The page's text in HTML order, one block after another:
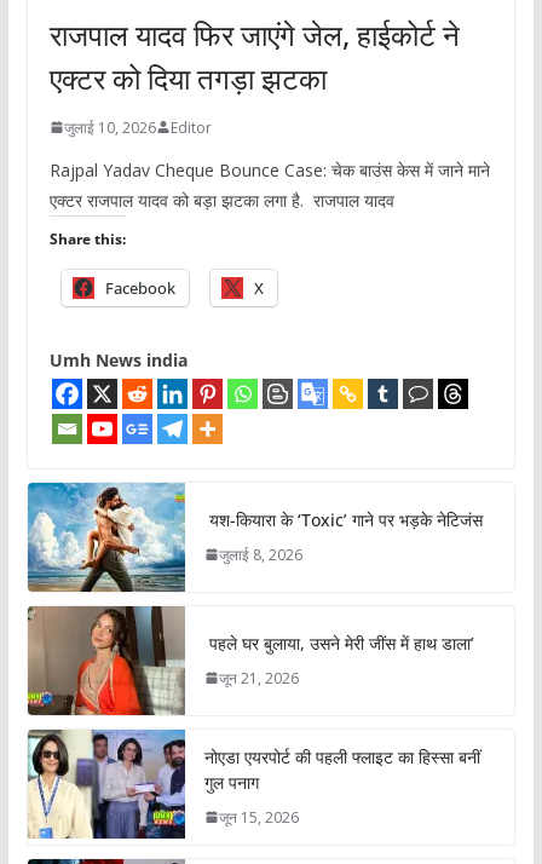
राजपाल यादव फिर जाएंगे जेल, हाईकोर्ट ने
एक्टर को दिया तगड़ा झटका
जुलाई 10, 2026 Editor
Rajpal Yadav Cheque Bounce Case: चेक बाउंस केस में जाने माने
एक्टर राजपाल यादव को बड़ा झटका लगा है. राजपाल यादव
Share this:
Facebook X
Umh News india
यश-कियारा के ‘Toxic’ गाने पर भड़के नेटिजंस
जुलाई 8, 2026
पहले घर बुलाया, उसने मेरी जींस में हाथ डाला’
जून 21, 2026
नोएडा एयरपोर्ट की पहली फ्लाइट का हिस्सा बनीं
गुल पनाग
जून 15, 2026